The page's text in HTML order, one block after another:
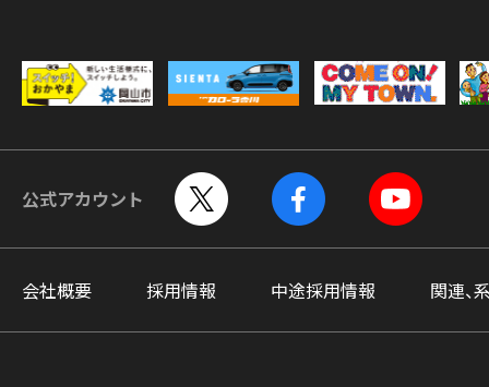
公式アカウント
会社概要 採用情報 中途採用情報 関連、